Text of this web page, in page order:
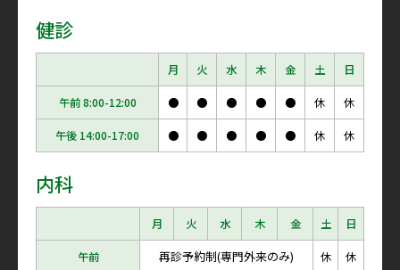
健診
月 火 水 木 金 土 日
午前 8:00-12:00 ● ● ● ● ● 休 休
午後 14:00-17:00 ● ● ● ● ● 休 休
内科
月 火 水 木 金 土 日
午前 再診予約制(専門外来のみ) 休 休